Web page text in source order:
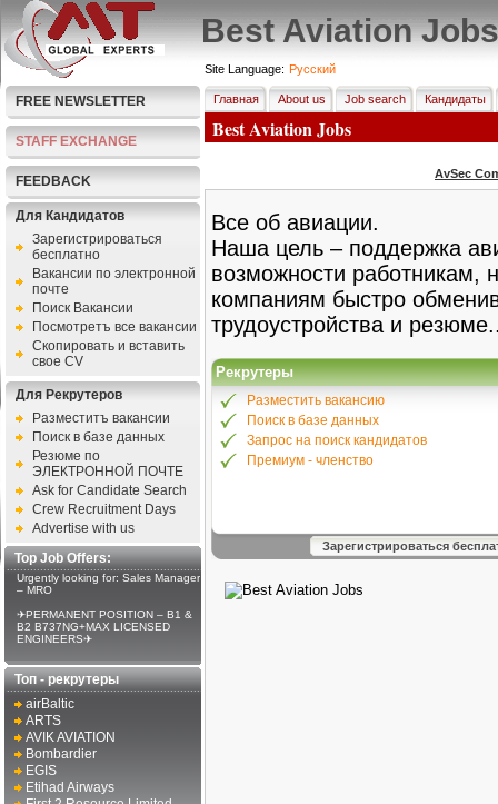
Best Aviation Jobs
FREE NEWSLETTER
STAFF EXCHANGE
FEEDBACK
Для Кандидатов
Зарегистрироваться
бесплатно
Bакансии по электронной
почте
Поиск Вакансии
Посмотретъ все вакансии
Скопировать и вставить
свое CV
Для Рекрутеров
Разместитъ вакансии
Поиск в базе данных
Резюме по
ЭЛЕКТРОННОЙ ПОЧТЕ
Ask for Candidate Search
Crew Recruitment Days
Advertise with us
Top Job Offers:
Urgently looking for: Sales Manager
– MRO
✈PERMANENT POSITION – B1 &
B2 B737NG+MAX LICENSED
ENGINEERS✈
Топ - рекрутеры
airBaltic
ARTS
AVIK AVIATION
Bombardier
EGIS
Etihad Airways
Site Language: Pусский
Главная About us Job search Кандидаты
Best Aviation Jobs
AvSec
Все об авиации.
Наша цель – поддержка
возможности
компаниям быстро
трудоустройства и
Рекрутеры
Разместить вакансию
Поиск в базе данных
Запрос на поиск кандидатов
Премиум - членство
Зарегистрироваться